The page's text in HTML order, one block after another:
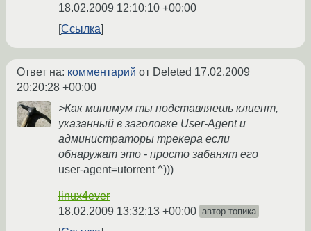
18.02.2009 12:10:10 +00:00
Ссылка
Ответ на: комментарий от Deleted 17.02.2009
20:20:28 +00:00
>Как минимум ты подставляешь клиент,
указанный в заголовке User-Agent и
администраторы трекера если
обнаружат это - просто забанят его
user-agent=utorrent ^)))
linux4ever
18.02.2009 13:32:13 +00:00 автор топика